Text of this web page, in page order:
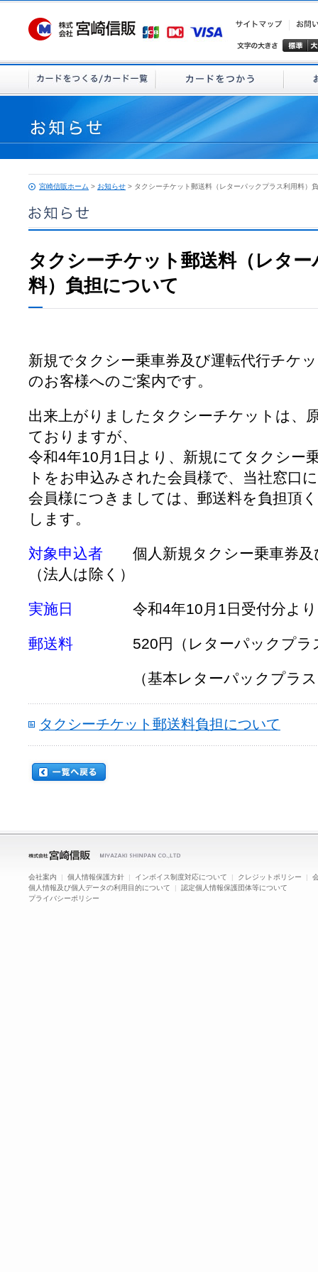
宮崎信販ホーム > お知らせ > タクシーチケット郵送料（レターパックプラス利用料）
タクシーチケット郵送料（レタ
料）負担について
新規でタクシー乗車券及び運転代行チケ
のお客様へのご案内です。
出来上がりましたタクシーチケットは、
ておりますが、
令和4年10月1日より、新規にてタクシー
トをお申込みされた会員様で、当社窓口
会員様につきましては、郵送料を負担頂
します。
対象申込者 個人新規タクシー乗車券及
（法人は除く）
実施日 令和4年10月1日受付分より
郵送料 520円（レターパックプラス
（基本レターパックプラスご利
タクシーチケット郵送料負担について
会社案内 | 個人情報保護方針 | インボイス制度対応について | クレジットポリシー |
個人情報及び個人データの利用目的について | 認定個人情報保護団体等について
プライバシーポリシー